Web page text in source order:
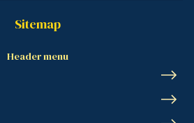
Sitemap
Header menu